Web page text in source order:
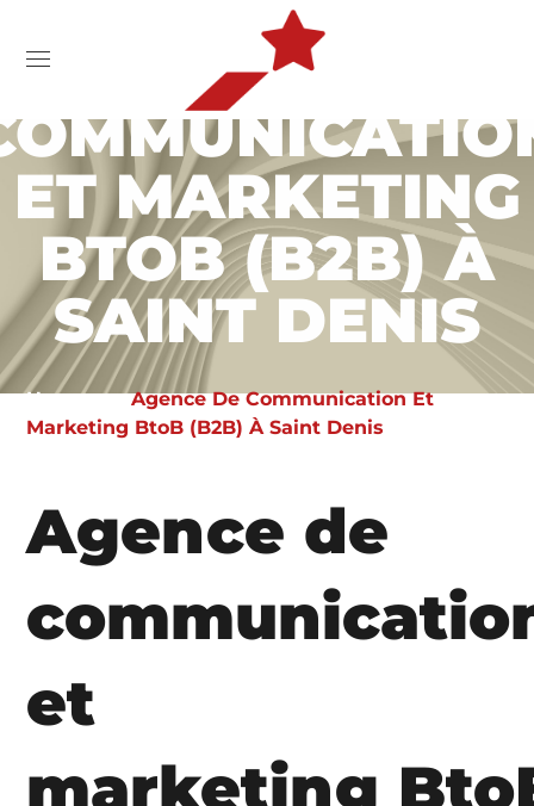
AGENCE DE
ET MARKETING
BTOB (B2B) À
SAINT DENIS
Home
Agence De Communication Et
Marketing BtoB (B2B) À Saint Denis
Agence de
et
marketing